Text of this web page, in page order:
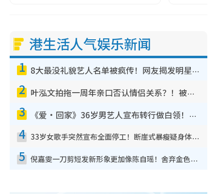
港生活人气娱乐新闻
1 8大最没礼貌艺人名单被疯传！网友揭发明星真面目，一致数落这一位是无品天花板？
2 叶泓文拍拖一周年亲口否认情侣关系？！被质疑感情造假竟称GM“普通同事”
3 《爱·回家》36岁男艺人宣布转行做白领！卸下艺人身份回归素人平淡生活
4 33岁女歌手突然宣布全面停工！断崖式暴瘦疑身体亮红灯！声明曝：将暂时淡出
5 倪嘉雯一刀剪短发新形象更加像陈自瑶！舍弃金色长发造型气质大变超惊喜